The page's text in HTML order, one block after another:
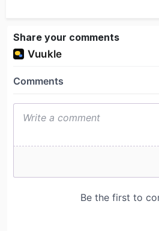
Share your comments